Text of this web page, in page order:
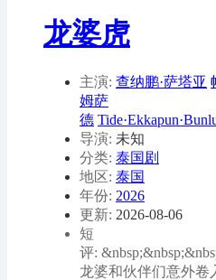
龙婆虎
主演: 查纳鹏·萨塔亚
姆萨
德
导演: 未知
分类: 泰国剧
地区: 泰国
年份: 2026
更新: 2026-08-06
短
评:
龙婆和伙伴们意外卷